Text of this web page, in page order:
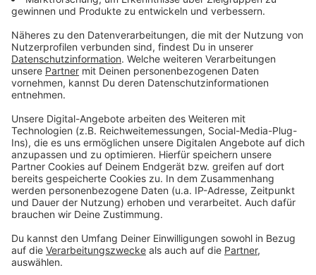
verzichten. Das wirkt sich direkt auf die Zahl der
insgesamt stabiler bleibt als im NRW-Durchschnitt.
Anzeige
Fehlende Ausbildung als zentrales Problem
Anzeige
Ein großes strukturelles Problem bleibt laut
Arbeitsagentur die fehlende Ausbildung vieler
offenen Stellen richten sich an Fachkräfte oder höher
Qualifizierte.